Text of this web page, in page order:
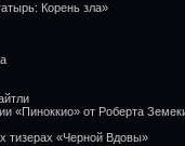
Корень зла»
«Пиноккио» от Роберта
тизерах «Черной Вдовы»